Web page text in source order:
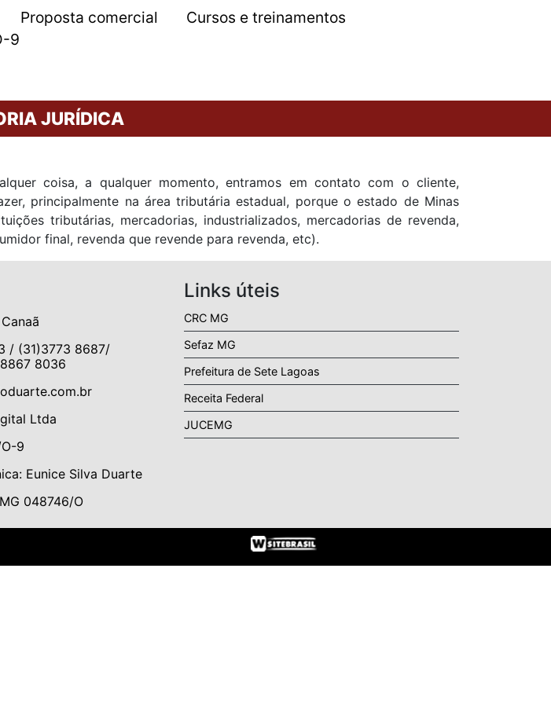
Proposta comercial
Cursos e treinamentos
9
JURÍDICA
coisa, a qualquer momento, entramos em contato com o cliente,
principalmente na área tributária estadual, porque o estado de Minas
tributárias, mercadorias, industrializados, mercadorias de revenda,
final, revenda que revende para revenda, etc).
/ (31)3773 8687/
8036
Ltda
9
Eunice Silva Duarte
048746/O
Links úteis
CRC MG
Sefaz MG
Prefeitura de Sete Lagoas
Receita Federal
JUCEMG